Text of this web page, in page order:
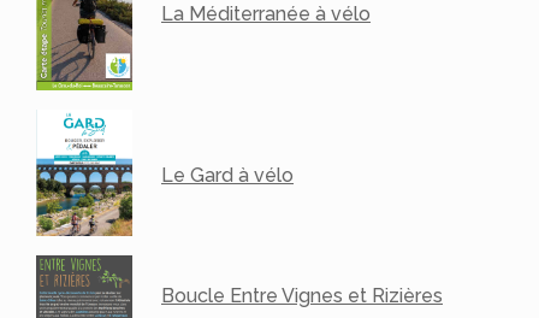
La Méditerranée à vélo
Le Gard à vélo
Boucle Entre Vignes et Rizières